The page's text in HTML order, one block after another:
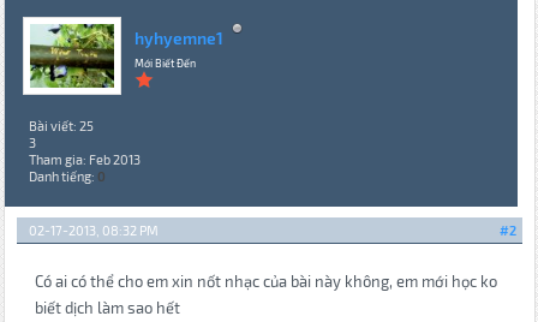
hyhyemne1
Mới Biết Đến
Bài viết: 25
3
Tham gia: Feb 2013
Danh tiếng: 0
#2
02-17-2013, 08:32 PM
Có ai có thể cho em xin nốt nhạc của bài này không, em mới học ko
biết dịch làm sao hết